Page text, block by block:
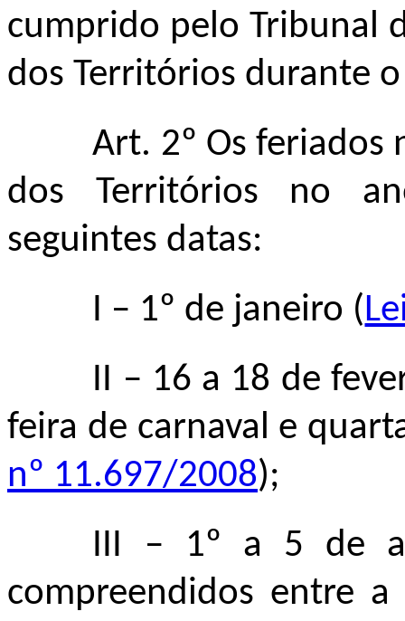
cumprido pelo Tribunal
dos Territórios durante
Art. 2º Os feriados
dos Territórios no
seguintes datas:
I – 1º de janeiro (
II – 16 a 18 de
feira de carnaval e
nº 11.697/2008);
III – 1º a 5 de
compreendidos entre